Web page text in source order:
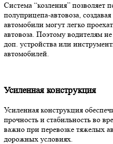
Система “козления” позволяет
полуприцепа-автовоза,
автомобили могут легко
автовоза. Поэтому водителям
доп. устройства или
автомобилей.
Усиленная конструкция
Усиленная конструкция
прочность и стабильность во
важно при перевозке тяжелых
дорожных условиях.